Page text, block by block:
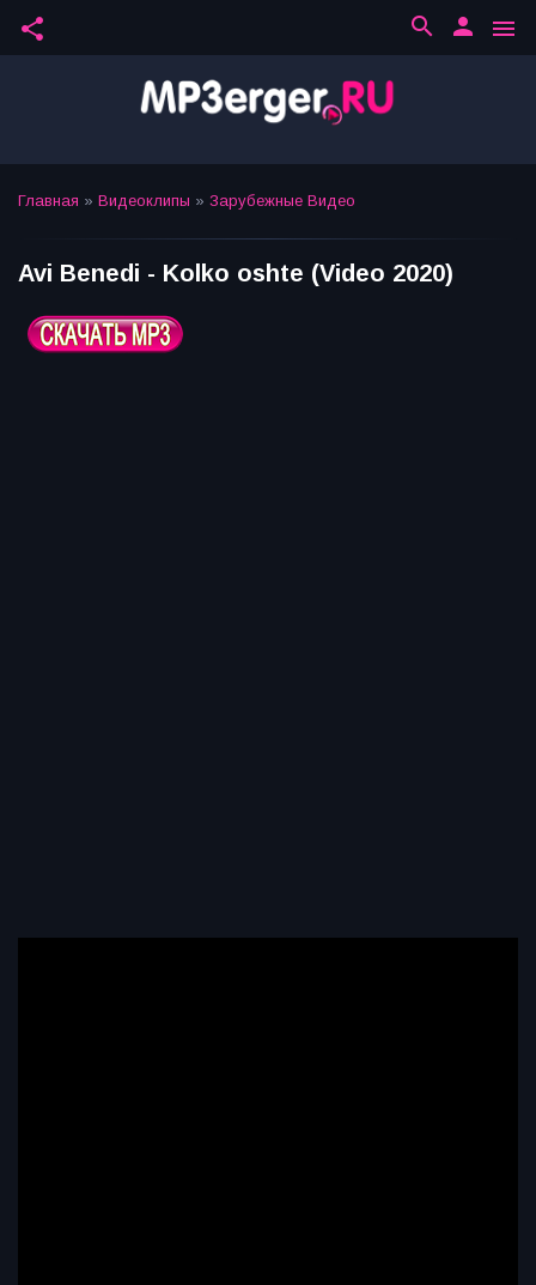
share menu
person
search
Главная » Видеоклипы » Зарубежные Видео
Avi Benedi - Kolko oshte (Video 2020)